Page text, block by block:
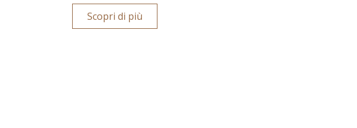
Scopri di più